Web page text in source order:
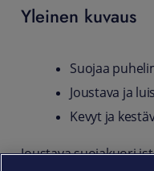
Yleinen kuvaus
Suojaa
Joustava ja
Kevyt ja
Joustava suojakuori